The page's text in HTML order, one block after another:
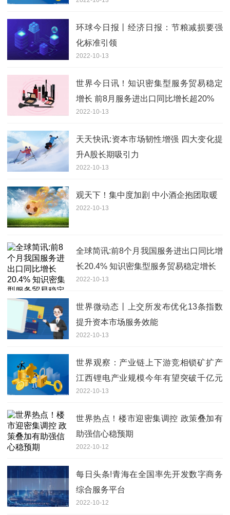
环球今日报丨经济日报：节粮减损要强
化标准引领
2022-10-13
世界今日讯！知识密集型服务贸易稳定
增长 前8月服务进出口同比增长超20%
2022-10-13
天天快讯:资本市场韧性增强 四大变化提
升A股长期吸引力
2022-10-13
观天下！集中度加剧 中小酒企抱团取暖
2022-10-13
全球简讯:前8个月我国服务进出口同比增
长20.4% 知识密集型服务贸易稳定增长
2022-10-13
世界微动态丨上交所发布优化13条指数
提升资本市场服务效能
2022-10-13
世界观察：产业链上下游竞相锁矿扩产
江西锂电产业规模今年有望突破千亿元
大关
2022-10-13
世界热点！楼市迎密集调控 政策叠加有
助强信心稳预期
2022-10-12
每日头条!青海在全国率先开发数字商务
综合服务平台
2022-10-12